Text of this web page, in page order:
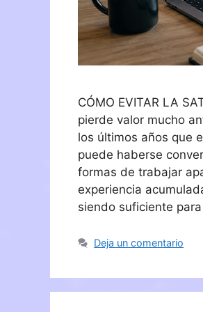
CÓMO EVITAR LA
pierde valor mucho
los últimos años que
puede haberse
formas de trabajar
experiencia
siendo suficiente
Deja un comentario